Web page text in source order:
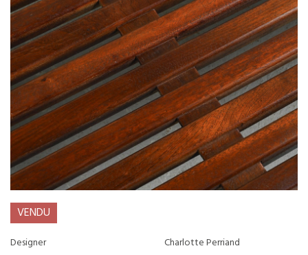
VENDU
Designer Charlotte Perriand